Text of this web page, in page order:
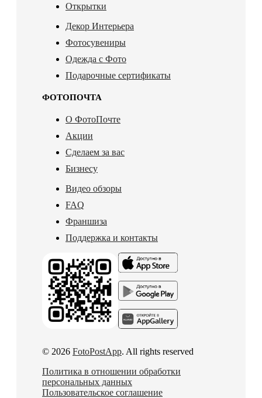
Открытки
Декор Интерьера
Фотосувениры
Одежда с Фото
Подарочные сертификаты
ФОТОПОЧТА
О ФотоПочте
Акции
Сделаем за вас
Бизнесу
Видео обзоры
FAQ
Франшиза
Поддержка и контакты
© 2026 FotoPostApp. All rights reserved
Политика в отношении обработки
персональных данных
Пользовательское соглашение